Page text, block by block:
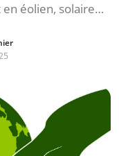
éolien, solaire…